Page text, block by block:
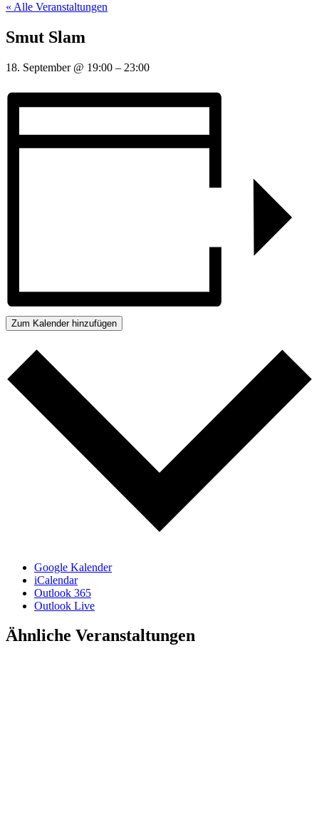
« Alle Veranstaltungen
Smut Slam
18. September @ 19:00 – 23:00
Zum Kalender hinzufügen
Google Kalender
iCalendar
Outlook 365
Outlook Live
Ähnliche Veranstaltungen